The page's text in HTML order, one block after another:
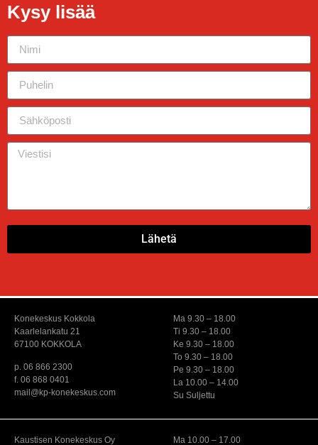
Kysy lisää
Lähetä
Konekeskus Kokkola
Kaarlelankatu 21
67100 KOKKOLA
p. 06 866 2300
f. 06 868 0401
mail@kp-konekeskus.com
Ma 9.30 – 18.00
Ti 9.30 – 18.00
Ke 9.30 – 18.00
To 9.30 – 18.00
Pe 9.30 – 18.00
La 10.00 – 14.00
Su Suljettu
Kaustisen Konekeskus Oy Ma 10.00 – 17.00